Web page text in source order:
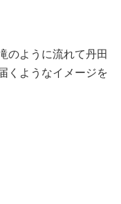
のように流れて丹田
くようなイメージを